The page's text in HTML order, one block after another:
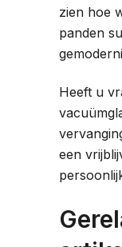
zien hoe
panden
Heeft u
een